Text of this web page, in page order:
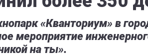
«Кванториум» в
мероприятие
на ты».